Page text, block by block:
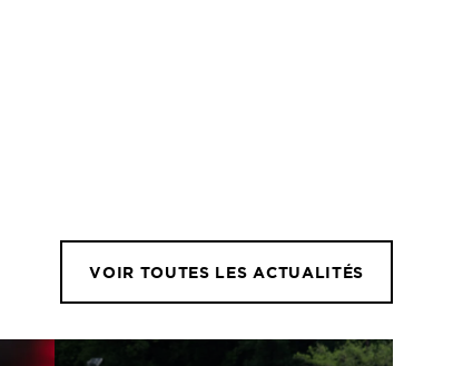
VOIR TOUTES LES ACTUALITÉS